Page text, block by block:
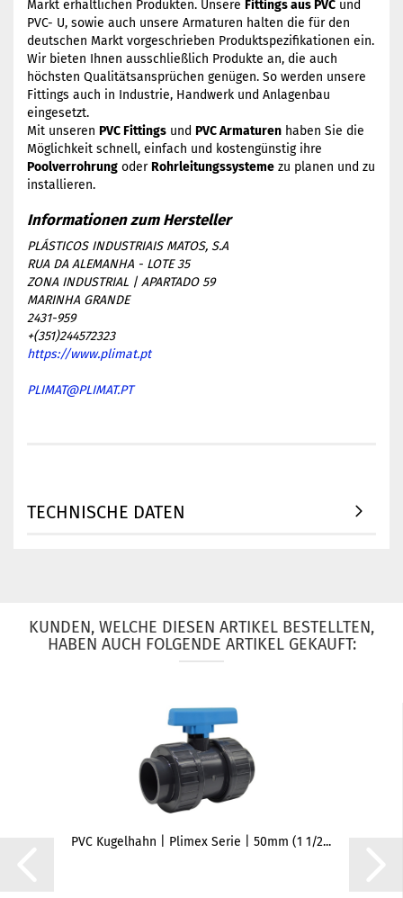
Markt erhältlichen Produkten. Unsere Fittings aus PVC und
PVC- U, sowie auch unsere Armaturen halten die für den
deutschen Markt vorgeschrieben Produktspezifikationen ein.
Wir bieten Ihnen ausschließlich Produkte an, die auch
höchsten Qualitätsansprüchen genügen. So werden unsere
Fittings auch in Industrie, Handwerk und Anlagenbau
eingesetzt.
Mit unseren PVC Fittings und PVC Armaturen haben Sie die
Möglichkeit schnell, einfach und kostengünstig ihre
Poolverrohrung oderRohrleitungssysteme zu planen und zu
installieren.
PLÁSTICOS INDUSTRIAIS MATOS, S.A
RUA DA ALEMANHA - LOTE 35
ZONA INDUSTRIAL | APARTADO 59
MARINHA GRANDE
2431-959
+(351)244572323
https://www.plimat.pt
PLIMAT@PLIMAT.PT
TECHNISCHE DATEN
KUNDEN, WELCHE DIESEN ARTIKEL BESTELLTEN,
HABEN AUCH FOLGENDE ARTIKEL GEKAUFT:
PVC Kugelhahn | Plimex Serie | 50mm (1 1/2...